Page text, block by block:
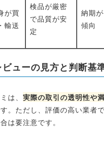
が買
輸送
検品が厳密
で品質が安
定
納期
傾向
ューの見方と判断基
は、 実際の取引の透明性や
。ただし、評価の高い業者
は要注意です。